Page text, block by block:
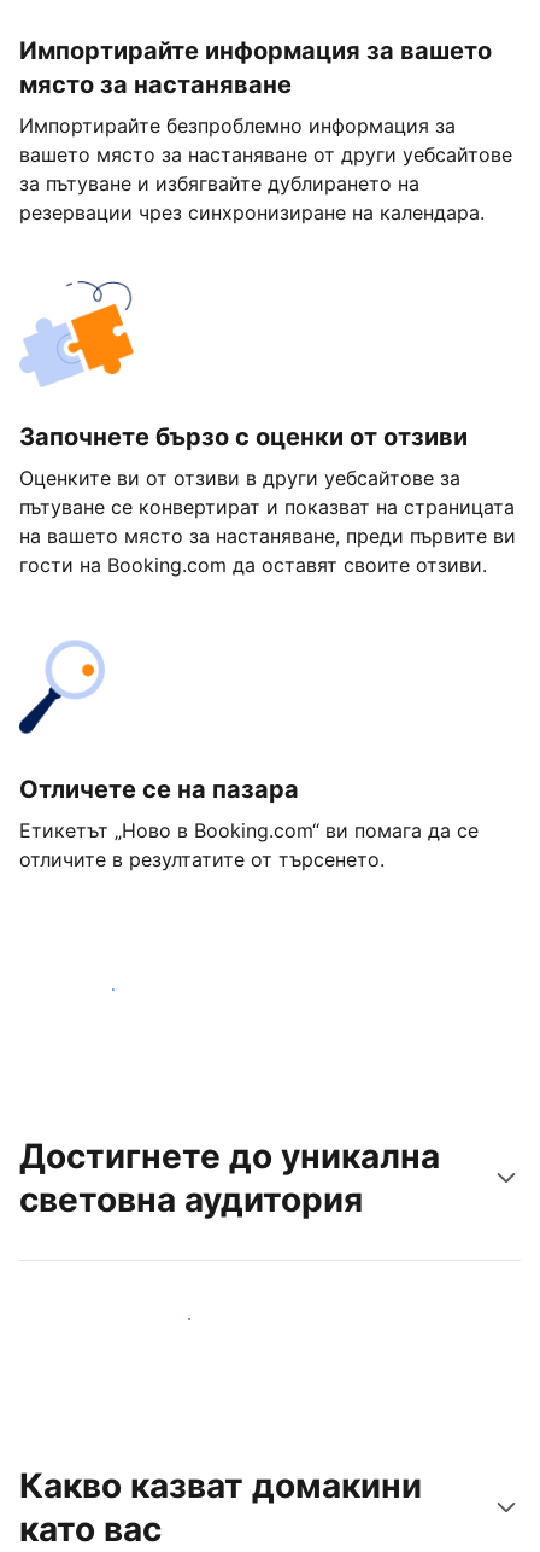
Импортирайте информация за вашето
място за настаняване
Импортирайте безпроблемно информация за
вашето място за настаняване от други уебсайтове
за пътуване и избягвайте дублирането на
резервации чрез синхронизиране на календара.
Започнете бързо с оценки от отзиви
Оценките ви от отзиви в други уебсайтове за
пътуване се конвертират и показват на страницата
на вашето място за настаняване, преди първите ви
гости на Booking.com да оставят своите отзиви.
Отличете се на пазара
Етикетът „Ново в Booking.com“ ви помага да се
отличите в резултатите от търсенето.
Започнете днес
Достигнете до уникална
световна аудитория
Достигнете до нови гости днес
Какво казват домакини
като вас